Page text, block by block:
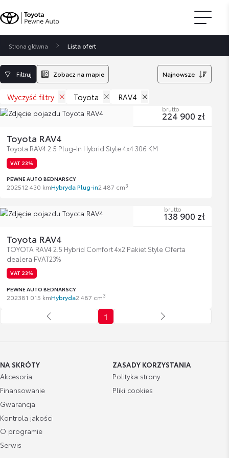
Strona główna Lista ofert
Filtruj Zobacz na mapie Najnowsze
Wyczyść filtry Toyota RAV4
Toyota RAV4
Toyota RAV4 2.5 Plug-In Hybrid Style 4x4 306 KM
VAT 23%
PEWNE AUTO BEDNARSCY
202512 430 kmHybryda Plug-in2 487 cm3
brutto
224 900 zł
Toyota RAV4
TOYOTA RAV4 2.5 Hybrid Comfort 4x2 Pakiet Style Oferta
dealera FVAT23%
VAT 23%
PEWNE AUTO BEDNARSCY
202381 015 kmHybryda2 487 cm3
brutto
138 900 zł
1
NA SKRÓTY
Akcesoria
Finansowanie
Gwarancja
Kontrola jakości
O programie
Serwis
ZASADY KORZYSTANIA
Polityka strony
Pliki cookies